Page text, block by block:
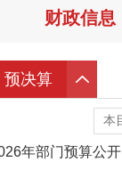
财政信息
预决算
年部门预算公开